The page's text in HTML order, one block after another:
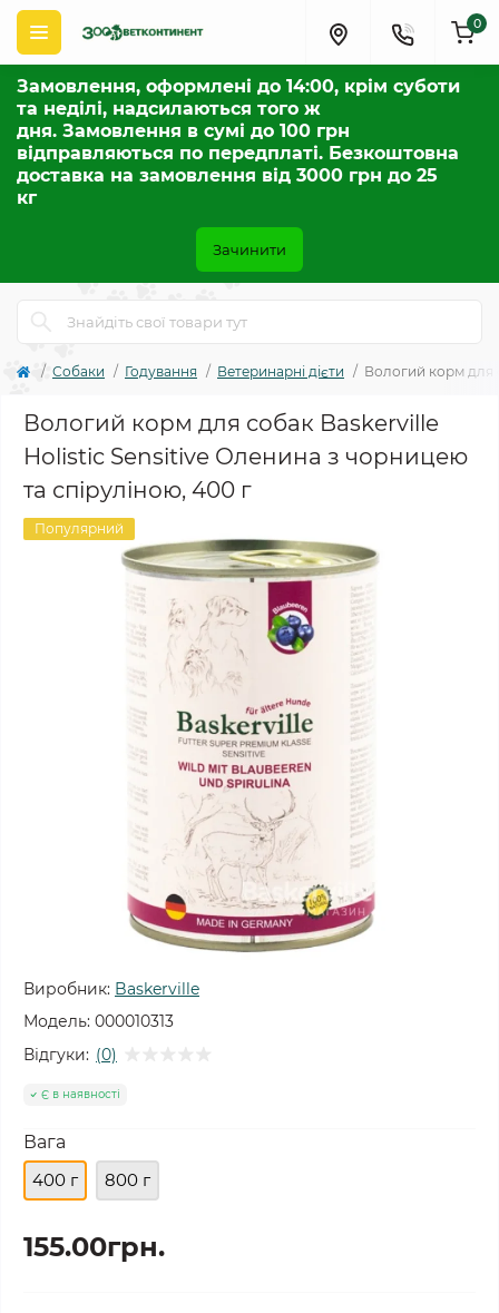
Замовлення, оформлені до 14:00, крім суботи
та неділі, надсилаються того ж
дня. Замовлення в сумі до 100 грн
відправляються по передплаті. Безкоштовна
доставка на замовлення від 3000 грн до 25
кг
Зачинити
0
Собаки Годування Ветеринарні дієти Вологий корм для
Вологий корм для собак Baskerville
Holistic Sensitive Оленина з чорницею
та спіруліною, 400 г
Популярний
Виробник: Baskerville
Модель: 000010313
Відгуки: (0)
Є в наявності
Вага
400 г
800 г
155.00грн.